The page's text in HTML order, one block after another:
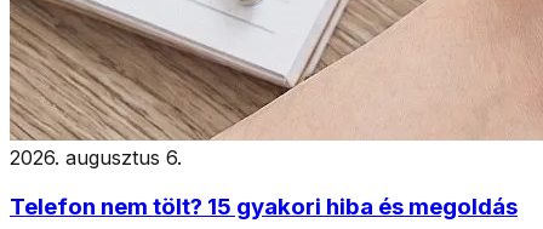
2026. augusztus 6.
Telefon nem tölt? 15 gyakori hiba és megoldás